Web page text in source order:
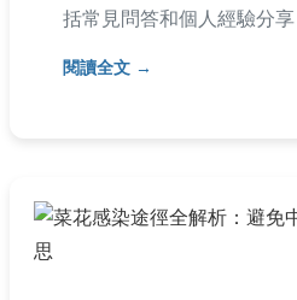
括常見問答和個人經驗分
參考，內容基於醫學知識，
閱讀全文